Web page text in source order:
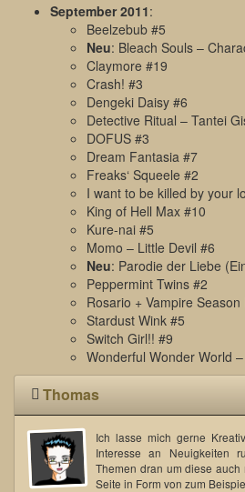
September 2011:
Beelzebub #5
Neu: Bleach Souls –
Claymore #19
Crash! #3
Dengeki Daisy #6
Detective Ritual – Tantei
DOFUS #3
Dream Fantasia #7
Freaks‘ Squeele #2
I want to be killed by your
King of Hell Max #10
Kure-nai #5
Momo – Little Devil #6
Neu: Parodie der Liebe
Peppermint Twins #2
Rosario + Vampire Season
Stardust Wink #5
Switch Girl!! #9
Wonderful Wonder World
Thomas
Ich lasse mich gerne
Interesse an Neuigkeiten
Themen dran um diese
Seite in Form von zum